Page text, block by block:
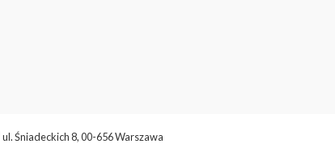
ul. Śniadeckich 8, 00-656 Warszawa